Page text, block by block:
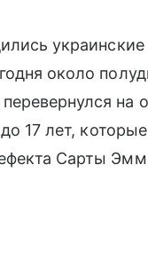
около
на
17 лет,
Сарты